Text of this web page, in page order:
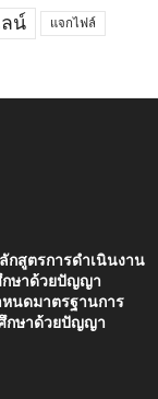
ลน์ แจกไฟล์
สูตรการดำเนินงาน
ษาด้วยปัญญา
นดมาตรฐานการ
กษาด้วยปัญญา